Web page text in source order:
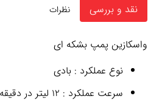
نقد و بررسی نظرات
واسکازین پمپ بشکه ای
نوع عملکرد : بادی
سرعت عملکرد : ۱۲ لیتر در دقیقه